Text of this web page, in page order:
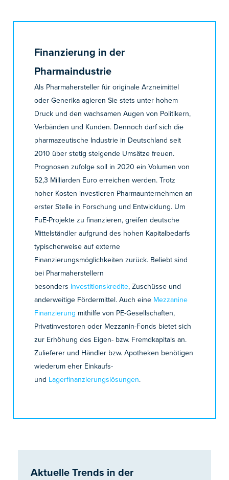
Finanzierung in der
Pharmaindustrie
Als Pharmahersteller für originale Arzneimittel
oder Generika­ agieren Sie stets unter hohem
Druck und den wachsamen Augen von Politikern,
Verbänden und Kunden. Dennoch darf sich die
pharmazeutische Industrie in Deutschland seit
2010 über stetig steigende Umsätze freuen.
Prognosen zufolge soll in 2020 ein Volumen von
52,3 Milliarden Euro erreichen werden. Trotz
hoher Kosten investieren Pharmaunternehmen an
erster Stelle in Forschung und Entwicklung. Um
FuE-Projekte zu finanzieren, greifen deutsche
Mittelständler aufgrund des hohen Kapitalbedarfs
typischerweise auf externe
Finanzierungsmöglichkeiten zurück. Beliebt sind
bei Pharmaherstellern
besonders Investitionskredite, Zuschüsse und
anderweitige Fördermittel. Auch eine Mezzanine
Finanzierung mithilfe von PE-Gesellschaften,
Privatinvestoren oder Mezzanin-Fonds bietet sich
zur Erhöhung des Eigen- bzw. Fremdkapitals an.
Zulieferer und Händler bzw. Apotheken benötigen
wiederum eher Einkaufs-
und Lagerfinanzierungslösungen.
Aktuelle Trends in der